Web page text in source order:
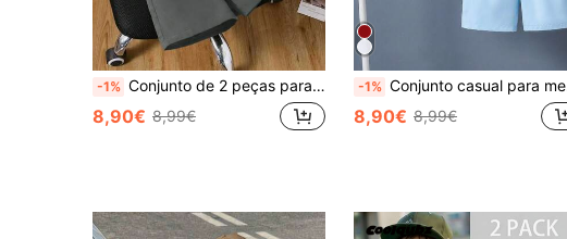
-1% Conjunto de 2 peças para meninos, camiseta de manga curta e shorts com estampa de letras.
8,90€ 8,99€
-1% Conjunto casual para menino: camiseta de manga curta e shorts com estampa de desenho animado.
8,90€ 8,99€